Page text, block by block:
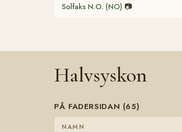
Solfaks N.O. (NO) 📷
Halvsyskon
PÅ FADERSIDAN (65)
NAMN